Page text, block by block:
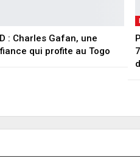
: Charles Gafan, une
qui profite au Togo